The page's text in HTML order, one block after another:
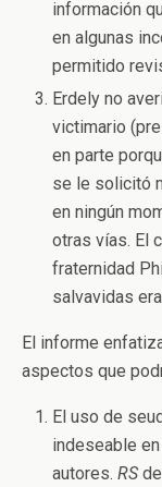
información
en algunas
permitido
Erdely no
victimario
en parte
se le solicitó
en ningún
otras vías. El
fraternidad
salvavidas
El informe
aspectos que
El uso de
indeseable
autores.RS